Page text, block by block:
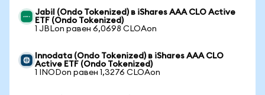
Jabil (Ondo Tokenized) в iShares AAA CLO Active
ETF (Ondo Tokenized)
1 JBLon равен 6,0698 CLOAon
Innodata (Ondo Tokenized) в iShares AAA CLO
Active ETF (Ondo Tokenized)
1 INODon равен 1,3276 CLOAon